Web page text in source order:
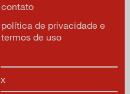
x
contato
política de privacidade e
termos de uso